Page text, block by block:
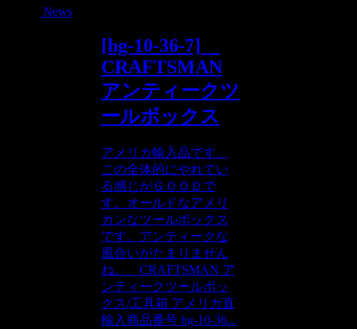
News
[hg-10-36-7]
CRAFTSMAN
アンティークツ
ールボックス
アメリカ輸入品です。
この全体的にやれてい
る感じがＧＯＯＤで
す。オールドなアメリ
カンなツールボックス
です。アンティークな
風合いがたまりません
ね。 CRAFTSMAN ア
ンティークツールボッ
クス/工具箱 アメリカ直
輸入商品番号 hg-10-36...